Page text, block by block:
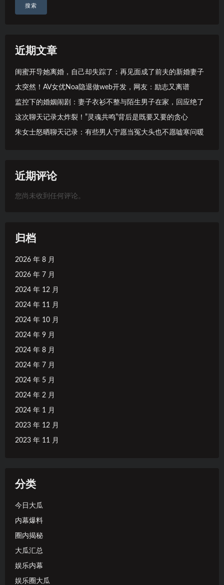
搜索
近期文章
闺蜜开导她离婚，自己却失踪了：再见面成了前夫的新婚妻子
太突然！AV女优Noa隐退做web开发，网友：励志又离谱
监控下的婚姻闹剧：妻子衣衫不整与陌生男子在家，回应绝了
这次聊天记录太炸裂！”灵魂共鸣”背后是既要又要的贪心
朱女士怒晒聊天记录：有些男人宁愿当冤大头也不愿嘘寒问暖
近期评论
您尚未收到任何评论。
归档
2026 年 8 月
2026 年 7 月
2024 年 12 月
2024 年 11 月
2024 年 10 月
2024 年 9 月
2024 年 8 月
2024 年 7 月
2024 年 5 月
2024 年 2 月
2024 年 1 月
2023 年 12 月
2023 年 11 月
分类
今日大瓜
内幕爆料
圈内揭秘
大瓜汇总
娱乐内幕
娱乐圈大瓜